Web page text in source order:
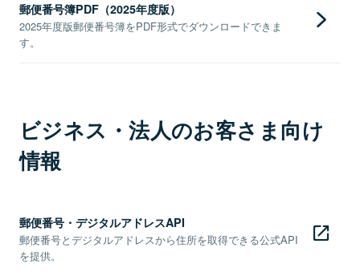
郵便番号簿PDF（2025年度版）
2025年度版郵便番号簿をPDF形式でダウンロードできま
す。
ビジネス・法人のお客さま向け
情報
郵便番号・デジタルアドレスAPI
郵便番号とデジタルアドレスから住所を取得できる公式API
を提供。